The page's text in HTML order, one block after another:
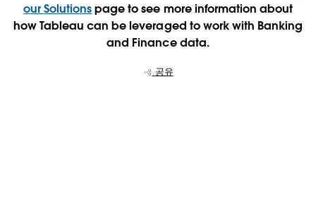
our Solutionspage to see more information about
how Tableau can be leveraged to work with Banking
and Finance data.
공유